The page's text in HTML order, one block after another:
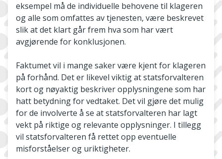
eksempel må de individuelle behovene til klageren
og alle som omfattes av tjenesten, være beskrevet
slik at det klart går frem hva som har vært
avgjørende for konklusjonen.
Faktumet vil i mange saker være kjent for klageren
på forhånd. Det er likevel viktig at statsforvalteren
kort og nøyaktig beskriver opplysningene som har
hatt betydning for vedtaket. Det vil gjøre det mulig
for de involverte å se at statsforvalteren har lagt
vekt på riktige og relevante opplysninger. I tillegg
vil statsforvalteren få rettet opp eventuelle
misforståelser og uriktigheter.